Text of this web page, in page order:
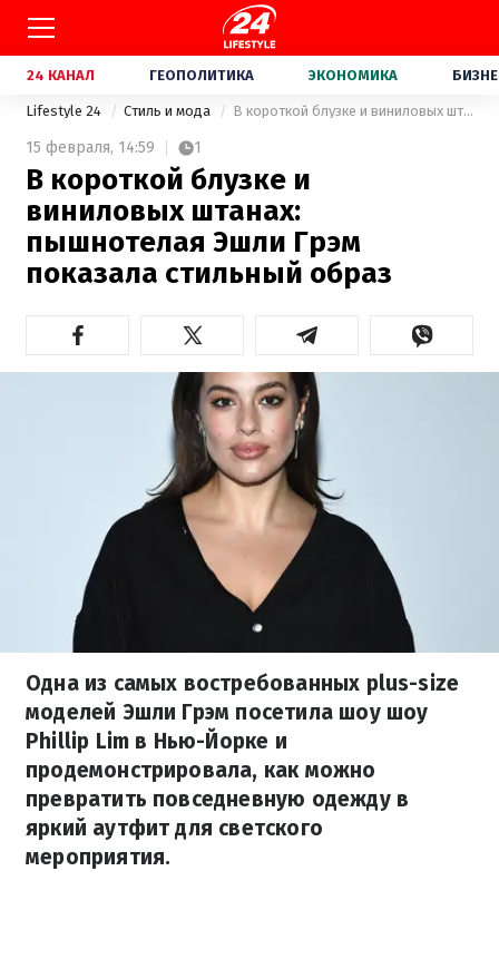
24 КАНАЛ ГЕОПОЛИТИКА ЭКОНОМИКА
Lifestyle 24 Стиль и мода В короткой блузке и виниловых штанах: пышнотелая Эшли Грэм показала стильный образ
15 февраля, 14:59 1
В короткой блузке и
виниловых штанах:
пышнотелая Эшли Грэм
показала стильный образ
Одна из самых востребованных plus-size
моделей Эшли Грэм посетила шоу шоу
Phillip Lim в Нью-Йорке и
продемонстрировала, как можно
превратить повседневную одежду в
яркий аутфит для светского
мероприятия.